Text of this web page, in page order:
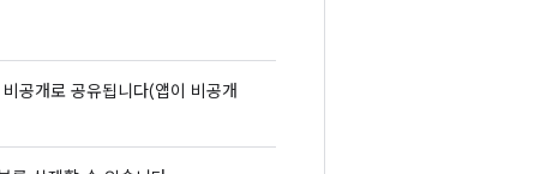
공개로 공유됩니다(앱이 비공개